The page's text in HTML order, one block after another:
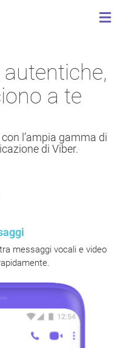
a te
l’ampia gamma di
di Viber.
messaggi vocali e video